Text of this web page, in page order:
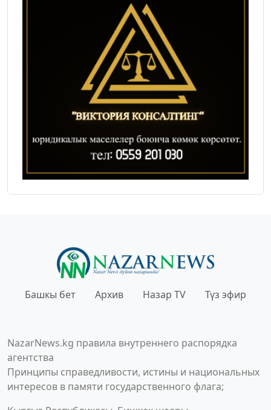
Башкы бет Архив Назар TV Түз эфир
NazarNews.kg правила внутреннего распорядка
агентства
Принципы справедливости, истины и национальных
интересов в памяти государственного флага;